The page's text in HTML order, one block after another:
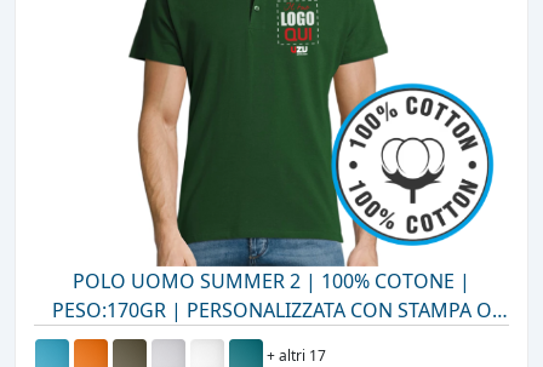
POLO UOMO SUMMER 2 | 100% COTONE |
PESO:170GR | PERSONALIZZATA CON STAMPA O
RICAMO
+ altri 17